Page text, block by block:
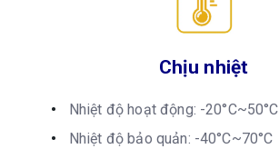
Chịu nhiệt
Nhiệt độ hoạt động: -20°C~50°C
Nhiệt độ bảo quản: -40°C~70°C